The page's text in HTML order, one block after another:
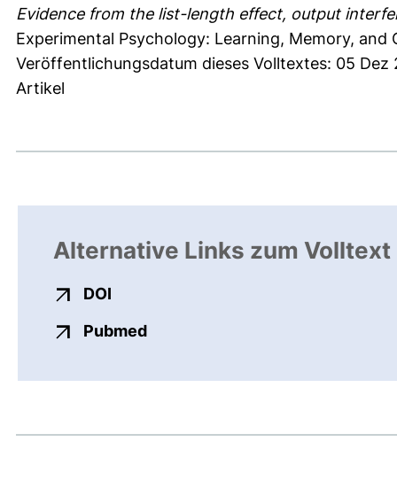
Evidence from the list-length effect, output
Experimental Psychology: Learning, Memory,
Veröffentlichungsdatum dieses Volltextes: 05 Dez
Artikel
Alternative Links zum Volltext
DOI
Pubmedexterner Link, öffnet neues